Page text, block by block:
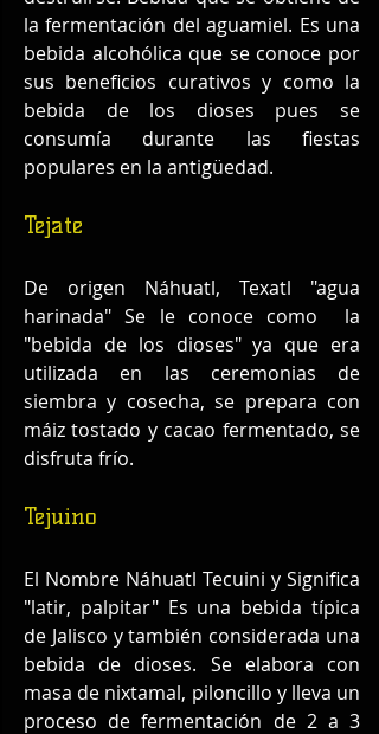
la fermentación del aguamiel. Es una
bebida alcohólica que se conoce por
sus beneficios curativos y como la
bebida de los dioses pues se
consumía durante las fiestas
populares en la antigüedad.
Tejate
De origen Náhuatl, Texatl "agua
harinada" Se le conoce como  la
"bebida de los dioses" ya que era
utilizada en las ceremonias de
siembra y cosecha, se prepara con
máiz tostado y cacao fermentado, se
disfruta frío.
Tejuino
El Nombre Náhuatl Tecuini y Significa
"latir, palpitar" Es una bebida típica
de Jalisco y también considerada una
bebida de dioses. Se elabora con
masa de nixtamal, piloncillo y lleva un
proceso de fermentación de 2 a 3